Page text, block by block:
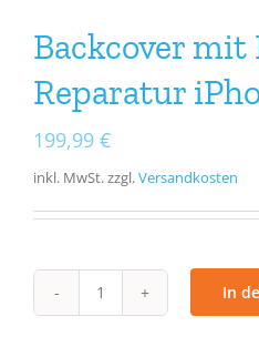
Backcover mit
Reparatur
199,99 €
inkl. MwSt.zzgl.Versandkosten
Backcover
mit
In